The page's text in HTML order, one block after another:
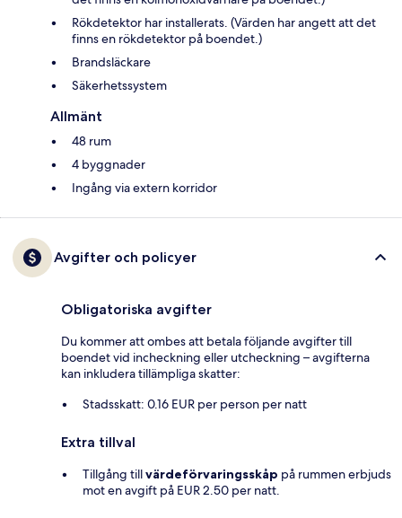
Rökdetektor har installerats. (Värden har angett att det
finns en rökdetektor på boendet.)
Brandsläckare
Säkerhetssystem
Allmänt
48 rum
4 byggnader
Ingång via extern korridor
Avgifter och policyer
Obligatoriska avgifter
Du kommer att ombes att betala följande avgifter till
boendet vid incheckning eller utcheckning – avgifterna
kan inkludera tillämpliga skatter:
Stadsskatt: 0.16 EUR per person per natt
Extra tillval
Tillgång tillvärdeförvaringsskåp på rummen erbjuds
mot en avgift på EUR 2.50 per natt.